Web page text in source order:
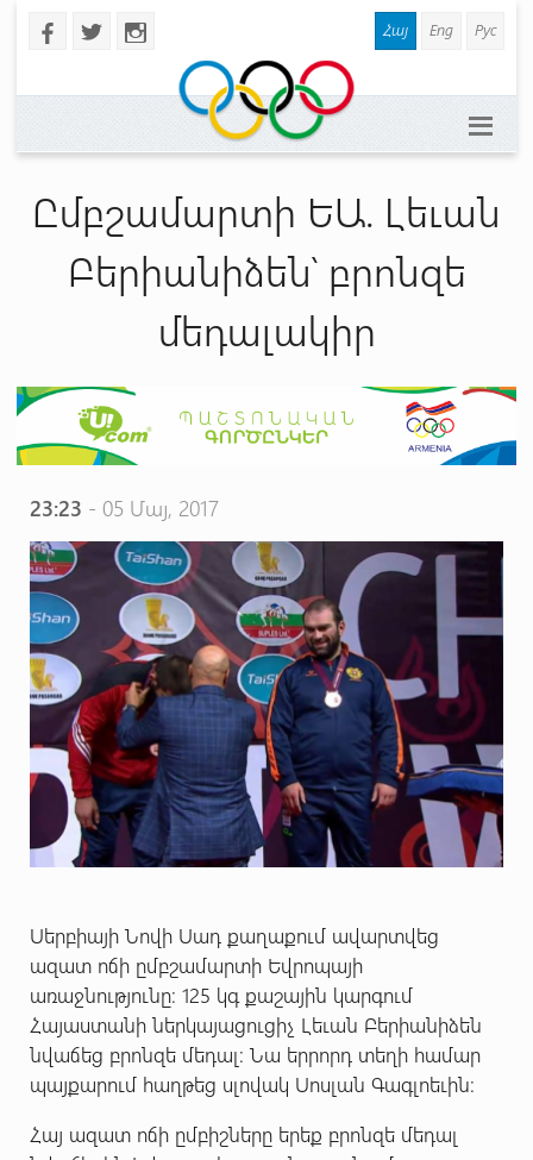
b a x Հայ Eng Рус
Ըմբշամարտի ԵԱ. Լեւան
Բերիանիձեն՝ բրոնզե
մեդալակիր
23:23 - 05 Մայ, 2017
Սերբիայի Նովի Սադ քաղաքում ավարտվեց
ազատ ոճի ըմբշամարտի Եվրոպայի
առաջնությունը։ 125 կգ քաշային կարգում
Հայաստանի ներկայացուցիչ Լեւան Բերիանիձեն
նվաճեց բրոնզե մեդալ։ Նա երրորդ տեղի համար
պայքարում հաղթեց սլովակ Սոսլան Գագլոեւին։
Հայ ազատ ոճի ըմբիշները երեք բրոնզե մեդալ